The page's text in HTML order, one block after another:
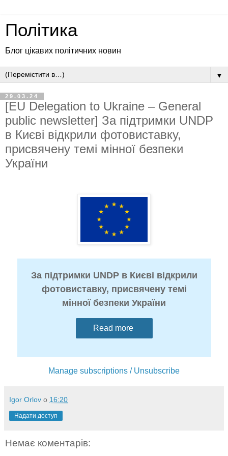
Політика
Блог цікавих політичних новин
▼
29.03.24
[EU Delegation to Ukraine – General
public newsletter] За підтримки UNDP
в Києві відкрили фотовиставку,
присвячену темі мінної безпеки
України
За підтримки UNDP в Києві відкрили
фотовиставку, присвячену темі
мінної безпеки України
Read more
Manage subscriptions / Unsubscribe
Igor Orlov о 16:20
Надати доступ
Немає коментарів: